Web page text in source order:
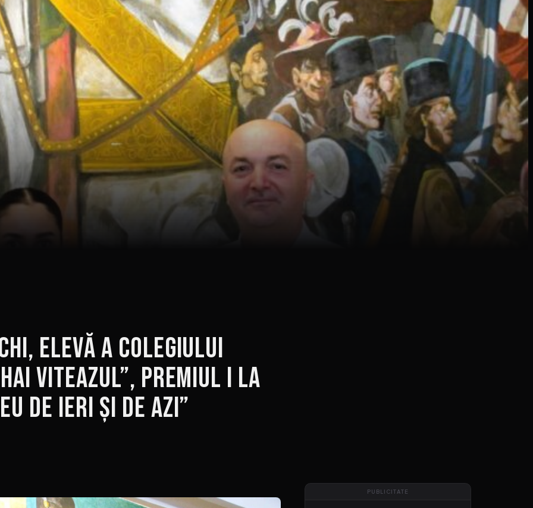
elevă a Colegiului
Viteazul”, premiul I la
de ieri și de azi”
PUBLICITATE